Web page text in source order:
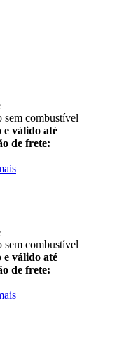
sem combustível
e válido até
de frete:
sem combustível
e válido até
de frete: